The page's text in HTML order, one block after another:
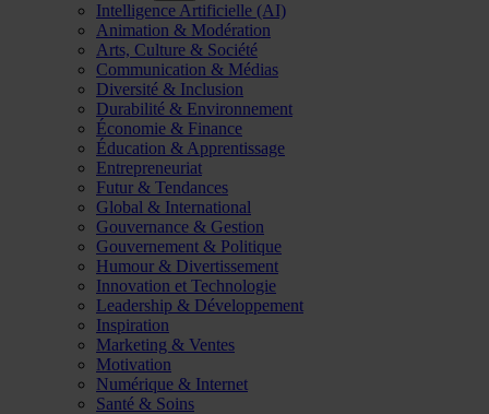
Intelligence Artificielle (AI)
Animation & Modération
Arts, Culture & Société
Communication & Médias
Diversité & Inclusion
Durabilité & Environnement
Économie & Finance
Éducation & Apprentissage
Entrepreneuriat
Futur & Tendances
Global & International
Gouvernance & Gestion
Gouvernement & Politique
Humour & Divertissement
Innovation et Technologie
Leadership & Développement
Inspiration
Marketing & Ventes
Motivation
Numérique & Internet
Santé & Soins